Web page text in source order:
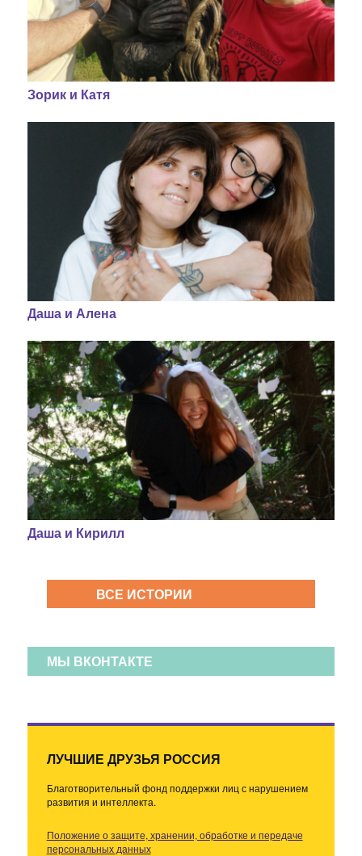
Зорик и Катя
Даша и Алена
Даша и Кирилл
ВСЕ ИСТОРИИ
МЫ ВКОНТАКТЕ
ЛУЧШИЕ ДРУЗЬЯ РОССИЯ
Благотворительный фонд поддержки лиц с нарушением
развития и интеллекта.
Положение о защите, хранении, обработке и передаче
персональных данных